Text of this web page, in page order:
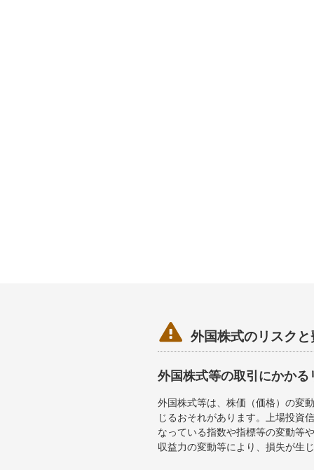
 外国株式のリスク
外国株式等の取引にかかる
外国株式等は、株価（価格）の変
じるおそれがあります。上場投資
なっている指数や指標等の変動等
収益力の変動等により、損失が生